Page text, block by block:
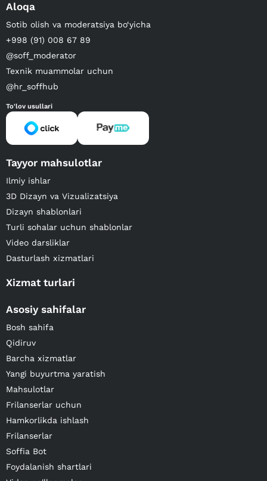
Aloqa
Sotib olish va moderatsiya bo‘yicha
+998 (91) 008 67 89
@soff_moderator
Texnik muammolar uchun
@hr_soffhub
To'lov usullari
Tayyor mahsulotlar
Ilmiy ishlar
3D Dizayn va Vizualizatsiya
Dizayn shablonlari
Turli sohalar uchun shablonlar
Video darsliklar
Dasturlash xizmatlari
Xizmat turlari
Asosiy sahifalar
Bosh sahifa
Qidiruv
Barcha xizmatlar
Yangi buyurtma yaratish
Mahsulotlar
Frilanserlar uchun
Hamkorlikda ishlash
Frilanserlar
Soffia Bot
Foydalanish shartlari